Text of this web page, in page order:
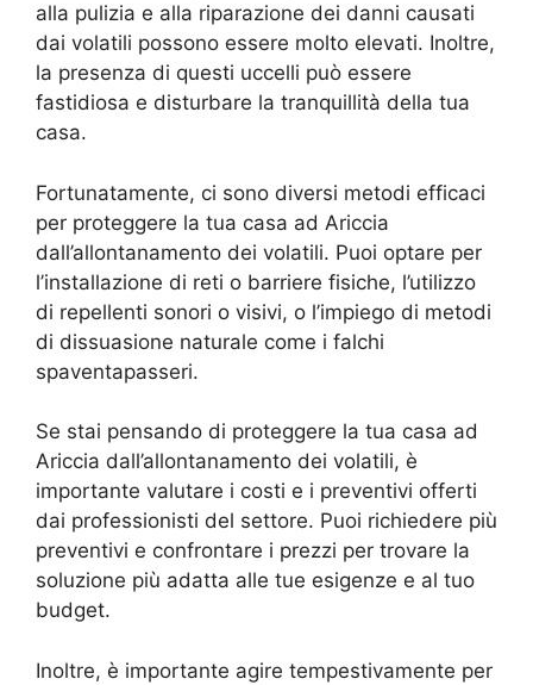
alla pulizia e alla riparazione dei danni causati
dai volatili possono essere molto elevati. Inoltre,
la presenza di questi uccelli può essere
fastidiosa e disturbare la tranquillità della tua
casa.
Fortunatamente, ci sono diversi metodi efficaci
per proteggere la tua casa ad Ariccia
dall’allontanamento dei volatili. Puoi optare per
l’installazione di reti o barriere fisiche, l’utilizzo
di repellenti sonori o visivi, o l’impiego di metodi
di dissuasione naturale come i falchi
spaventapasseri.
Se stai pensando di proteggere la tua casa ad
Ariccia dall’allontanamento dei volatili, è
importante valutare i costi e i preventivi offerti
dai professionisti del settore. Puoi richiedere più
preventivi e confrontare i prezzi per trovare la
soluzione più adatta alle tue esigenze e al tuo
budget.
Inoltre, è importante agire tempestivamente per